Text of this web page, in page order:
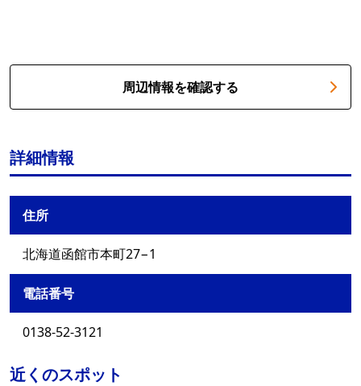
周辺情報を確認する
詳細情報
住所
北海道函館市本町27−1
電話番号
0138-52-3121
近くのスポット